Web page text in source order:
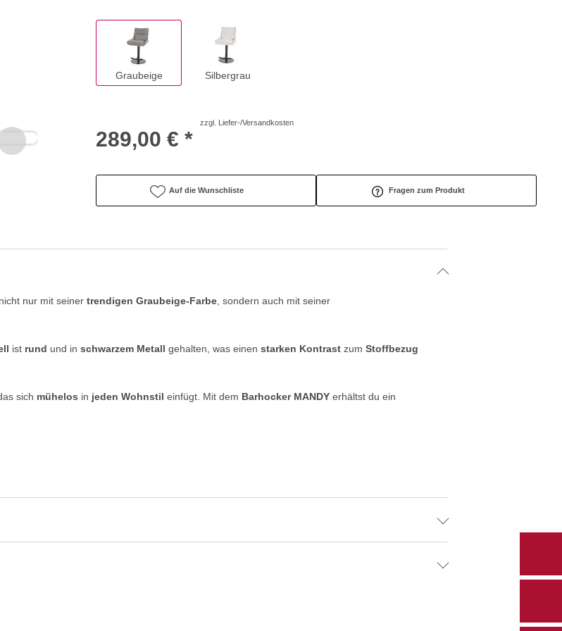
Graubeige Silbergrau
289,00 € *
zzgl. Liefer-/Versandkosten
Auf die Wunschliste Fragen zum Produkt
nicht nur mit seinertrendigen Graubeige-Farbe , sondern auch mit seiner
ist rund und inschwarzem Metall gehalten, was einenstarken Kontrast zumStoffbezug
das sich mühelos in jeden Wohnstileinfügt. Mit dem Barhocker MANDY erhältst du ein